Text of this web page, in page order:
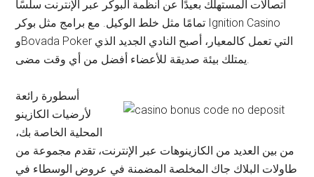
اتصالات المستهلك بعيدًا عن أنظمة البوكر عبر الإنترنت سلسًا
تمامًا مثل خلط الوكيل. مع برامج مثل بوكر Ignition Casino
وBovada Poker التي تعمل كالمعيار، أصبح النادي الجديد الذي
يمتلك بيئة صديقة للأعضاء أفضل من أي وقت مضى.
أسطورة رائعة
لأرضيات الكازينو
المحلية الخاصة بك،
من بين العديد من الكازينوهات عبر الإنترنت، تقدم مجموعة من
طاولات البلاك جاك المخلصة المضمنة في عروض الوسطاء في